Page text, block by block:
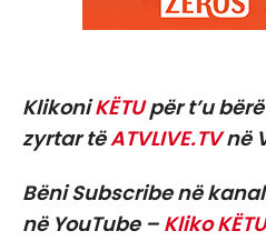
KlikoniKËTUpër t’u
zyrtar tëATVLIVE.TVnë
Bëni Subscribe në
në YouTube – Kliko KËTU